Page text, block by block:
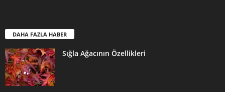
DAHA FAZLA HABER
Sığla Ağacının Özellikleri